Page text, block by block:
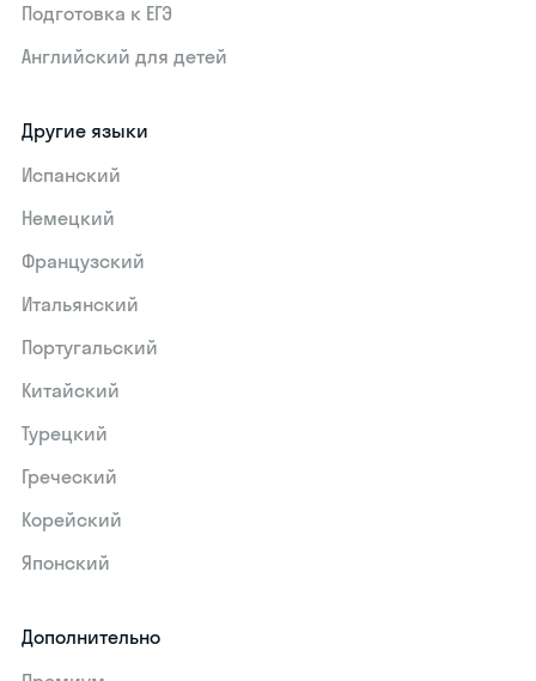
Подготовка к ЕГЭ
Английский для детей
Другие языки
Испанский
Немецкий
Французский
Итальянский
Португальский
Китайский
Турецкий
Греческий
Корейский
Японский
Дополнительно